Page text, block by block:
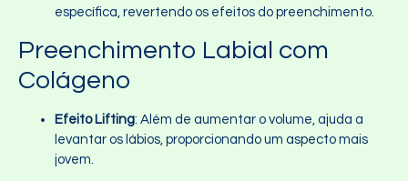
específica, revertendo os efeitos do preenchimento.
Preenchimento Labial com
Colágeno
Efeito Lifting: Além de aumentar o volume, ajuda a
levantar os lábios, proporcionando um aspecto mais
jovem.